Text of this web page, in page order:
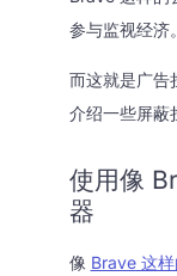
参与监视经济。
而这就是广告
介绍一些屏蔽
使用像
器
像 Brave 这